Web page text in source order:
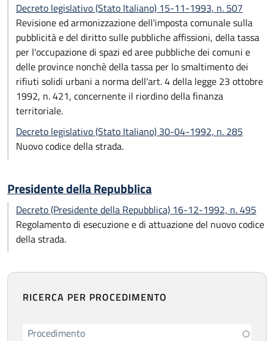
Decreto legislativo (Stato Italiano) 15-11-1993, n. 507
Revisione ed armonizzazione dell'imposta comunale sulla
pubblicità e del diritto sulle pubbliche affissioni, della tassa
per l'occupazione di spazi ed aree pubbliche dei comuni e
delle province nonchè della tassa per lo smaltimento dei
rifiuti solidi urbani a norma dell'art. 4 della legge 23 ottobre
1992, n. 421, concernente il riordino della finanza
territoriale.
Decreto legislativo (Stato Italiano) 30-04-1992, n. 285
Nuovo codice della strada.
Presidente della Repubblica
Decreto (Presidente della Repubblica) 16-12-1992, n. 495
Regolamento di esecuzione e di attuazione del nuovo codice
della strada.
RICERCA PER PROCEDIMENTO
Procedimento